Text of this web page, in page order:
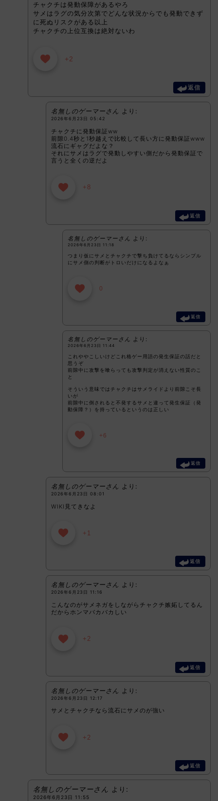
チャクチは発動保障があるやろ
サメはラグの気分次第でどんな状況からでも発動できず
に死ぬリスクがある以上
チャクチの上位互換は絶対ないわ
+2
返信
名無しのゲーマーさん より:
2026年6月23日 05:42
チャクチに発動保証ww
前隙0.4秒と1秒越えで比較して長い方に発動保証www
流石にギャグだよな？
それにサメはラグで発動しやすい側だから発動保証で
言うと全くの逆だよ
+8
返信
名無しのゲーマーさん より:
2026年6月23日 11:18
つまり仮にサメとチャクチで撃ち負けてるならシンプル
にサメ側の判断がトロいだけになるよなぁ
0
返信
名無しのゲーマーさん より:
2026年6月23日 11:44
これややこしいけどこれ格ゲー用語の発生保証の話だと
思うぞ
前隙中に攻撃を喰らっても攻撃判定が消えない性質のこ
と
そういう意味ではチャクチはサメライドより前隙こそ長
いが
前隙中に倒されると不発するサメと違って発生保証（発
動保障？）を持っているというのは正しい
+6
返信
名無しのゲーマーさん より:
2026年6月23日 08:01
WIKI見てきなよ
+1
返信
名無しのゲーマーさん より:
2026年6月23日 11:16
こんなのがサメネガをしながらチャクチ嫉妬してるん
だからホンマバカバカしい
+2
返信
名無しのゲーマーさん より:
2026年6月23日 12:17
サメとチャクチなら流石にサメのが強い
+2
返信
名無しのゲーマーさん より:
2026年6月23日 11:55